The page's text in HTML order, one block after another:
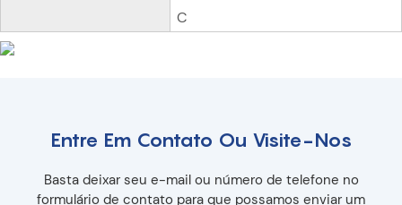
C
Entre Em Contato Ou Visite-Nos
Basta deixar seu e-mail ou número de telefone no
formulário de contato para que possamos enviar um